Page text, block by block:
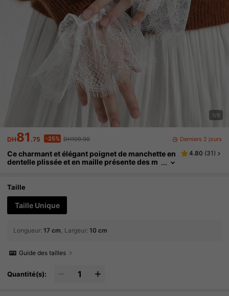
1/9
DH81 .75 -25% DH109.00 Derniers 2 jours
Ce charmant et élégant poignet de manchette en
dentelle plissée et en maille présente des m
s, aux représentations, aux mariées et demoisell
es d'honneur, aux anniversaires, aux rassemble
ments, à Noël et au Nouvel An, aux voyages, aux
festivals, aux gants, aux soirées
4.80 (31 )
Taille
Taille Unique
Longueur: 17 cm Largeur: 10 cm
Guide des tailles
Quantité(s):